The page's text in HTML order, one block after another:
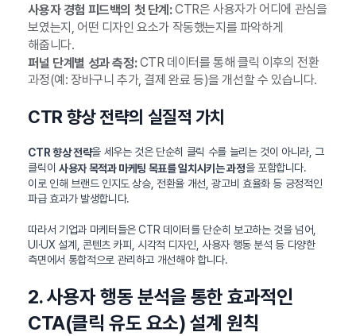
사용자 경험 피드백의 첫 단계:CTR은 사용자가 어디에 관심을
보였는지, 어떤 디자인 요소가 작동했는지를 파악하게
해줍니다.
퍼널 단계별 성과 측정:CTR 데이터를 통해 클릭 이후의 전환
과정(예: 장바구니 추가, 결제 완료 등)을 개선할 수 있습니다.
CTR 향상 전략의 실질적 가치
CTR 향상 전략을 세우는 것은 단순히 클릭 수를 늘리는 것이 아니라, 그
클릭이 사용자 목적과 마케팅 목표를 일치시키는 과정을 포함합니다.
이로 인해 브랜드 인지도 상승, 전환율 개선, 광고비 효율화 등 긍정적인
파급 효과가 발생합니다.
따라서 기업과 마케터들은 CTR 데이터를 단순히 보고하는 것을 넘어,
UI·UX 설계, 콘텐츠 카피, 시각적 디자인, 사용자 행동 분석 등 다양한
측면에서 통합적으로 관리하고 개선해야 합니다.
2. 사용자 행동 분석을 통한 효과적인
CTA(클릭 유도 요소) 설계 원칙